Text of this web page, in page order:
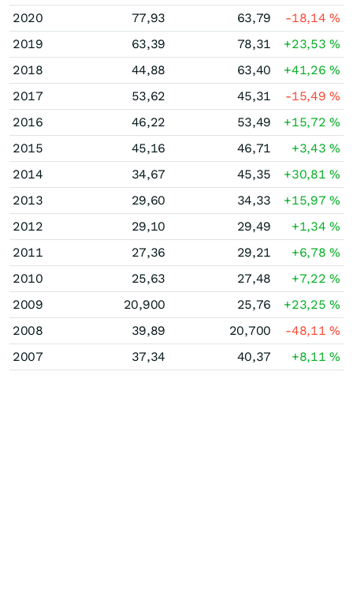
2020
77,93 63,79 -18,14%
2019
63,39 78,31 +23,53%
2018
44,88 63,40 +41,26%
2017
53,62 45,31 -15,49%
2016
46,22 53,49 +15,72%
2015
45,16 46,71 +3,43%
2014
34,67 45,35 +30,81%
2013
29,60 34,33 +15,97%
2012
29,10 29,49 +1,34%
2011
27,36 29,21 +6,78%
2010
25,63 27,48 +7,22%
2009
20,900 25,76 +23,25%
2008
39,89 20,700 -48,11%
2007
37,34 40,37 +8,11%